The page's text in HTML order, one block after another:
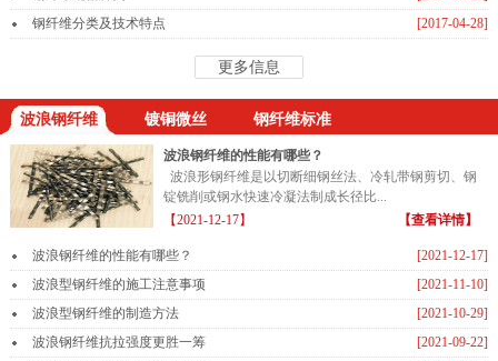
[2017-04-28]
钢纤维分类及技术特点
更多信息
波浪钢纤维 镀铜微丝 钢纤维标准
波浪钢纤维的性能有哪些？
波浪形钢纤维是以切断细钢丝法、冷轧带钢剪切、钢
锭铣削或钢水快速冷凝法制成长径比...
【2021-12-17】
【查看详情】
[2021-12-17]
波浪钢纤维的性能有哪些？
[2021-11-10]
波浪型钢纤维的施工注意事项
[2021-10-29]
波浪型钢纤维的制造方法
[2021-09-22]
波浪钢纤维抗拉强度更胜一筹